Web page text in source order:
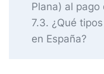
Plana) al
7.3 ¿Qué
en España?